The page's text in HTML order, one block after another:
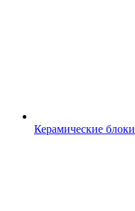
Керамические блоки